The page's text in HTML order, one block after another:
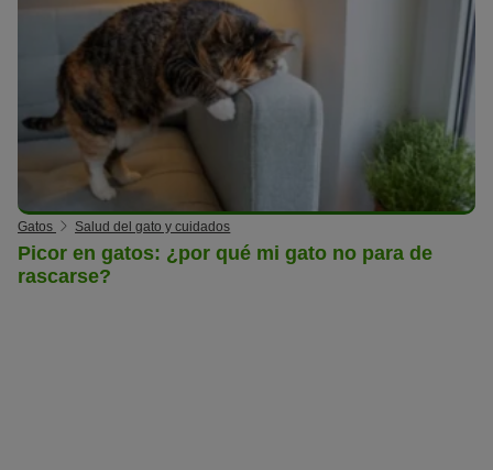
Gatos Salud del gato y cuidados
Picor en gatos: ¿por qué mi gato no para de
rascarse?